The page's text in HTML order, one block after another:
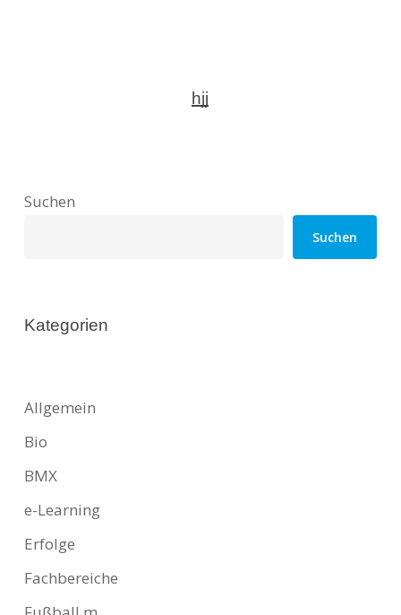
hjj
Suchen
Suchen
Kategorien
Allgemein
Bio
BMX
e-Learning
Erfolge
Fachbereiche